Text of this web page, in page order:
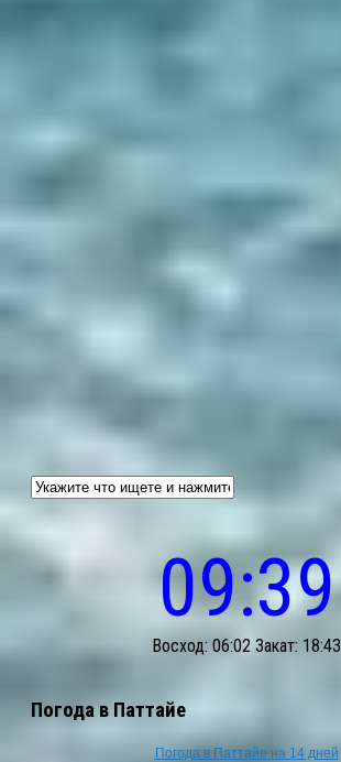
09:39
Восход: 06:02 Закат: 18:43
Погода в Паттайе
Погода в Паттайе на 14 дней